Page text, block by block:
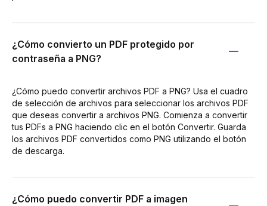
¿Cómo convierto un PDF protegido por
contraseña a PNG?
¿Cómo puedo convertir archivos PDF a PNG? Usa el cuadro
de selección de archivos para seleccionar los archivos PDF
que deseas convertir a archivos PNG. Comienza a convertir
tus PDFs a PNG haciendo clic en el botón Convertir. Guarda
los archivos PDF convertidos como PNG utilizando el botón
de descarga.
¿Cómo puedo convertir PDF a imagen